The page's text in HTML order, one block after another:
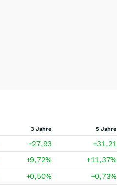
3 Jahre 5 Jahre
+27,93
+31,21
+9,72% +11,37%
+0,50% +0,73%